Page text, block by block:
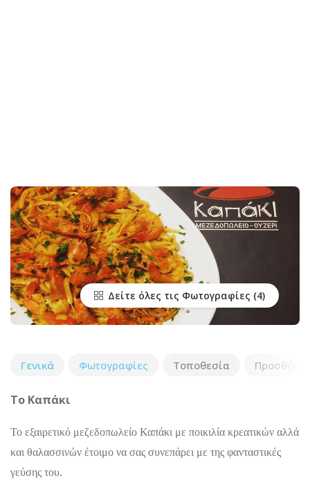
Δείτε όλες τις Φωτογραφίες
Γενικά Φωτογραφίες Τοποθεσία Προσθήκη
Το Καπάκι
Το εξαιρετικό μεζεδοπωλείο Καπάκι με ποικιλία κρεατικών αλλά
και θαλασσινών έτοιμο να σας συνεπάρει με της φανταστικές
γεύσης του.